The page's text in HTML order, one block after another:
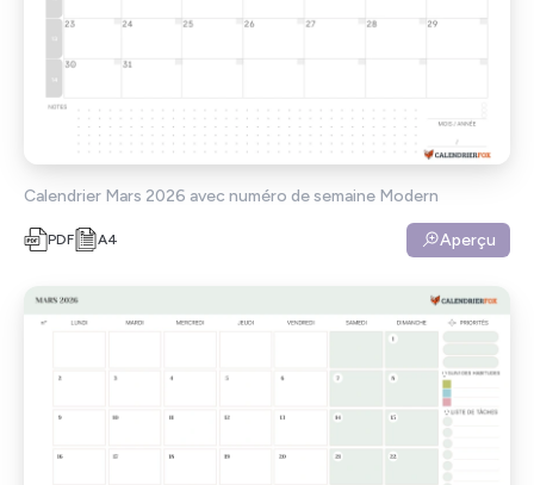
Calendrier Mars 2026 avec numéro de semaine Modern
PDF A4 Aperçu